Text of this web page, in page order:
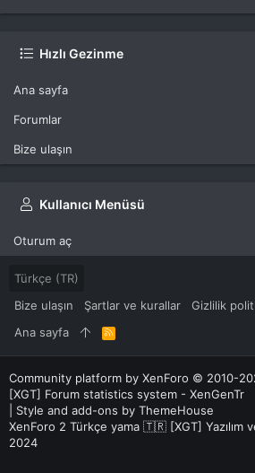
Hızlı Gezinme
Ana sayfa
Forumlar
Bize ulaşın
Kullanıcı Menüsü
Oturum aç
Türkçe (TR)
Bize ulaşın
Şartlar ve kurallar Gizlilik
Ana sayfa
R
S
S
Community platform by XenForo © 2010-
[XGT] Forum statistics system - XenGenTr
Style and add-ons by ThemeHouse
XenForo 2 Türkçe yama 🇹🇷 [XGT] Yazılım
2024